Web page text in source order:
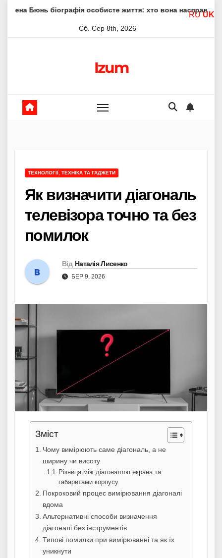
особисте життя: хто вона насправді Елена
Сб. Сер 8th, 2026
Izum
ТЕХНОЛОГІЇ, ТЕХНІКА ТА ГАДЖЕТИ
Як визначити діагональ
телевізора точно та без
помилок
Від Наталія Лисенко
БЕР 9, 2026
Зміст
Чому вимірюють саме діагональ, а не
ширину чи висоту
Різниця між діагоналлю екрана та
габаритами корпусу
Покроковий процес вимірювання діагоналі
вдома
Альтернативні способи визначення
діагоналі без інструментів
Типові помилки при вимірюванні та як їх
уникнути
RU UK